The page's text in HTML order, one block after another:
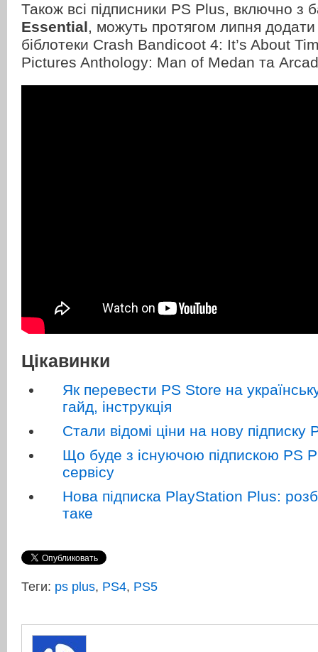
Також всі підписники PS Plus, включно з
Essential, можуть протягом липня додати
біблотеки Crash Bandicoot 4: It’s About
Pictures Anthology: Man of Medan та
Цікавинки
Як перевести PS Store на
гайд, інструкція
Стали відомі ціни на нову підписку
Що буде з існуючою підпискою PS
сервісу
Нова підписка PlayStation Plus:
таке
Теги: ps plus, PS4, PS5